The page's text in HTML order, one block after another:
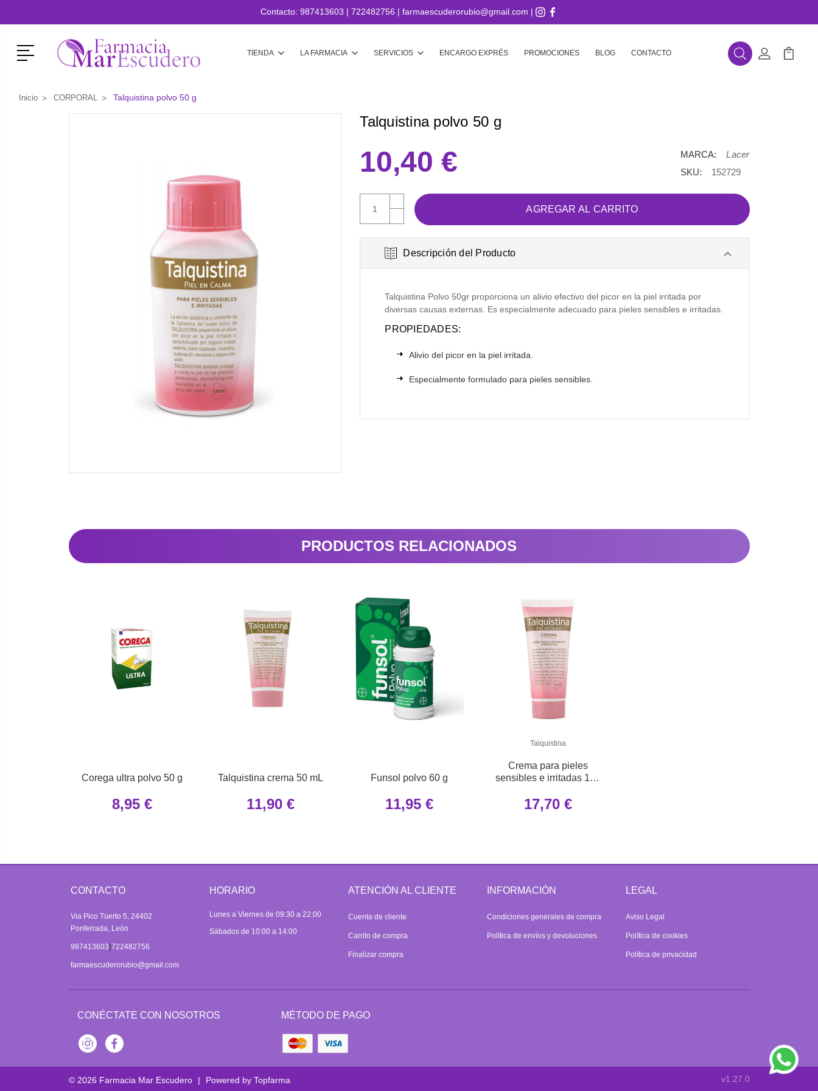
Contacto: 987413603 | 722482756 | farmaescuderorubio@gmail.com |
Menú TIENDA LA FARMACIA SERVICIOS ENCARGO EXPRÉS PROMOCIONES BLOG CONTACTO BuscarMi Cuenta
Mi
Inicio CORPORAL Talquistina polvo 50 g
Talquistina polvo 50 g
10,40 €
AUMENTAR
CANTIDAD:
DISMINUIR
CANTIDAD:
MARCA:
Lacer
SKU:
152729
Descripción del Producto
Talquistina Polvo 50gr proporciona un alivio efectivo del picor en la piel irritada por
diversas causas externas. Es especialmente adecuado para pieles sensibles e irritadas.
PROPIEDADES:
Alivio del picor en la piel irritada.
Especialmente formulado para pieles sensibles.
PRODUCTOS RELACIONADOS
Corega ultra polvo 50 g
8,95 €
Talquistina crema 50 mL
11,90 €
Funsol polvo 60 g
11,95 €
Talquistina
Crema para pieles
sensibles e irritadas 100
17,70 €
CONTACTO
Via Pico Tuerto 5, 24402
Ponferrada, León
987413603|722482756
farmaescuderorubio@gmail.com
HORARIO
Lunes a Viernes de 09:30 a 22:00
Sábados de 10:00 a 14:00
ATENCIÓN AL CLIENTE
Cuenta de cliente
Carrito de compra
Finalizar compra
INFORMACIÓN
Condiciones generales de compra
Política de envíos y devoluciones
LEGAL
Aviso Legal
Política de cookies
Política de privacidad
CONÉCTATE CON NOSOTROS
InstagramFacebook
MÉTODO DE PAGO
© 2026 Farmacia Mar Escudero | Powered by Topfarma v1.27.0